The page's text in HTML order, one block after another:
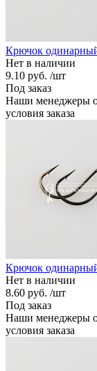
Крючок
Нет в наличии
9.10 руб. /шт
Под заказ
Наши менеджеры
условия заказа
Крючок
Нет в наличии
8.60 руб. /шт
Под заказ
Наши менеджеры
условия заказа